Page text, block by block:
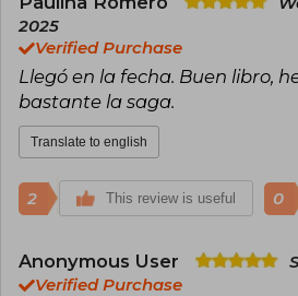
2025
Verified Purchase
Llegó en la fecha. Buen libro,
bastante la saga.
Translate to english
2 This review is useful 0
Anonymous User
Verified Purchase